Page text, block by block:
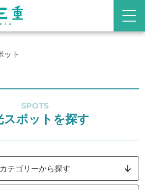
ット
SPOTS
スポットを探す
カテゴリーから探す